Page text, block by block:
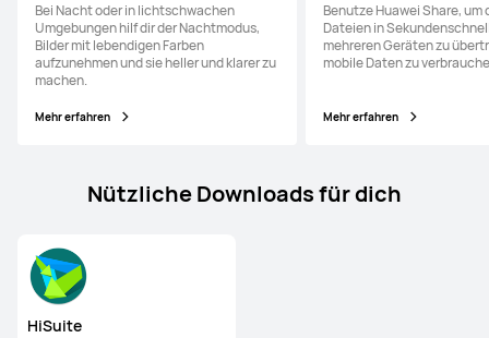
Bei Nacht oder in lichtschwachen
Umgebungen hilf dir der Nachtmodus,
Bilder mit lebendigen Farben
aufzunehmen und sie heller und klarer zu
machen.
Mehr erfahren
Benutze Huawei Share, um
Dateien in
mehreren Geräten zu
mobile Daten zu
Mehr erfahren
Nützliche Downloads für dich
HiSuite